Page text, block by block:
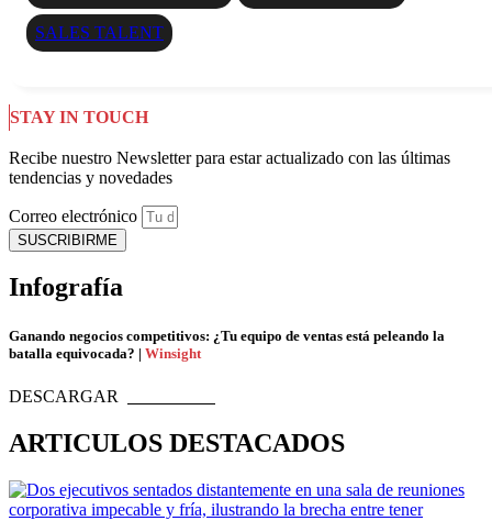
SALES TALENT
STAY IN TOUCH
Recibe nuestro Newsletter para estar actualizado con las últimas
tendencias y novedades
Correo electrónico
SUSCRIBIRME
Infografía
Ganando negocios competitivos: ¿Tu equipo de ventas está peleando la
batalla equivocada? | Winsight
DESCARGAR
ARTICULOS DESTACADOS